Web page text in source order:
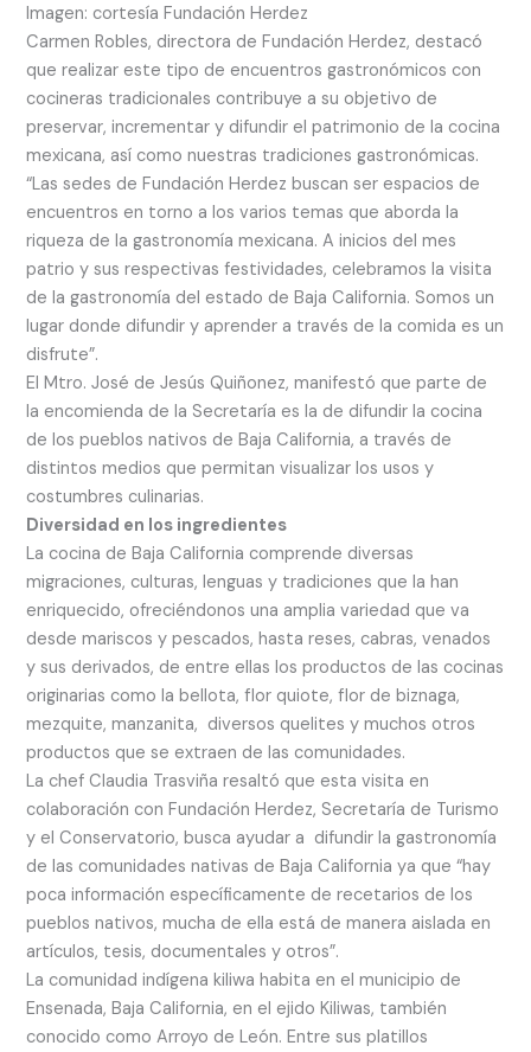
Imagen: cortesía Fundación Herdez
Carmen Robles, directora de Fundación Herdez, destacó
que realizar este tipo de encuentros gastronómicos con
cocineras tradicionales contribuye a su objetivo de
preservar, incrementar y difundir el patrimonio de la cocina
mexicana, así como nuestras tradiciones gastronómicas.
“Las sedes de Fundación Herdez buscan ser espacios de
encuentros en torno a los varios temas que aborda la
riqueza de la gastronomía mexicana. A inicios del mes
patrio y sus respectivas festividades, celebramos la visita
de la gastronomía del estado de Baja California. Somos un
lugar donde difundir y aprender a través de la comida es un
disfrute”.
El Mtro. José de Jesús Quiñonez, manifestó que parte de
la encomienda de la Secretaría es la de difundir la cocina
de los pueblos nativos de Baja California, a través de
distintos medios que permitan visualizar los usos y
costumbres culinarias.
Diversidad en los ingredientes
La cocina de Baja California comprende diversas
migraciones, culturas, lenguas y tradiciones que la han
enriquecido, ofreciéndonos una amplia variedad que va
desde mariscos y pescados, hasta reses, cabras, venados
y sus derivados, de entre ellas los productos de las cocinas
originarias como la bellota, flor quiote, flor de biznaga,
mezquite, manzanita, diversos quelites y muchos otros
productos que se extraen de las comunidades.
La chef Claudia Trasviña resaltó que esta visita en
colaboración con Fundación Herdez, Secretaría de Turismo
y el Conservatorio, busca ayudar a difundir la gastronomía
de las comunidades nativas de Baja California ya que “hay
poca información específicamente de recetarios de los
pueblos nativos, mucha de ella está de manera aislada en
artículos, tesis, documentales y otros”.
La comunidad indígena kiliwa habita en el municipio de
Ensenada, Baja California, en el ejido Kiliwas, también
conocido como Arroyo de León. Entre sus platillos